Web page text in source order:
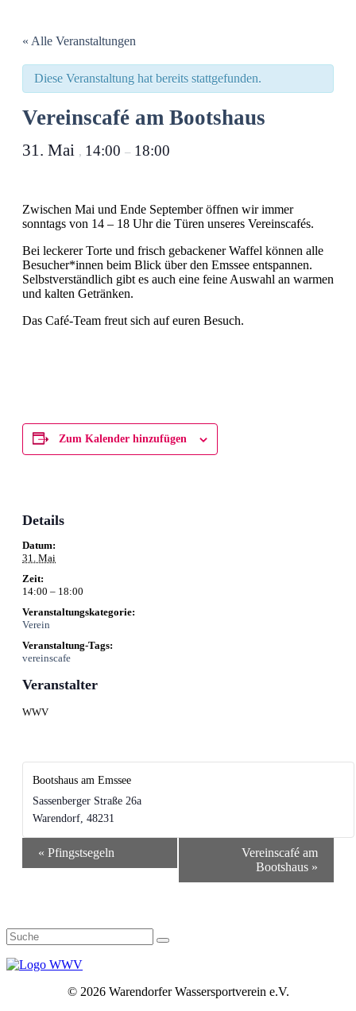
« Alle Veranstaltungen
Diese Veranstaltung hat bereits stattgefunden.
Vereinscafé am Bootshaus
31. Mai , 14:00 – 18:00
Zwischen Mai und Ende September öffnen wir immer
sonntags von 14 – 18 Uhr die Türen unseres Vereinscafés.
Bei leckerer Torte und frisch gebackener Waffel können alle
Besucher*innen beim Blick über den Emssee entspannen.
Selbstverständlich gibt es auch eine feine Auswahl an warmen
und kalten Getränken.
Das Café-Team freut sich auf euren Besuch.
Zum Kalender hinzufügen
Details
Datum:
31. Mai
Zeit:
14:00 – 18:00
Veranstaltungskategorie:
Verein
Veranstaltung-Tags:
vereinscafe
Veranstalter
WWV
Bootshaus am Emssee
Sassenberger Straße 26a
Warendorf, 48231
Veranstaltung-
Navigation
« Pfingst­segeln
Vereinscafé am
Bootshaus »
© 2026 Warendorfer Wassersportverein e.V.